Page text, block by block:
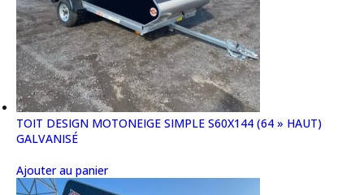
TOIT DESIGN MOTONEIGE SIMPLE S60X144 (64 » HAUT)
GALVANISÉ
Ajouter au panier